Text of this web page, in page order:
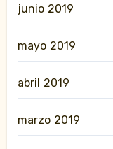
junio 2019
mayo 2019
abril 2019
marzo 2019